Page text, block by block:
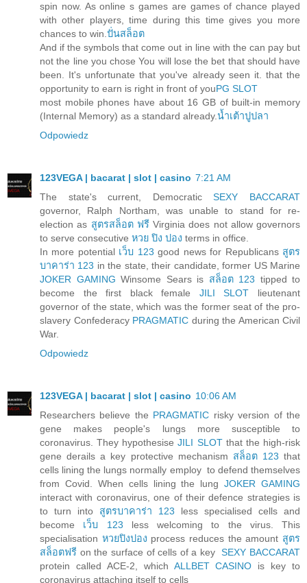
spin now. As online s games are games of chance played
with other players, time during this time gives you more
chances to win.ปั่นสล็อต
And if the symbols that come out in line with the can pay but
not the line you chose You will lose the bet that should have
been. It's unfortunate that you've already seen it. that the
opportunity to earn is right in front of youPG SLOT
most mobile phones have about 16 GB of built-in memory
(Internal Memory) as a standard already.น้ำเต้าปูปลา
Odpowiedz
123VEGA | bacarat | slot | casino 7:21 AM
The state's current, DemocraticSEXY BACCARAT
governor, Ralph Northam, was unable to stand for re-
election as สูตรสล็อต ฟรีVirginia does not allow governors
to serve consecutive หวย ปิง ปอง terms in office.
In more potential เว็บ 123 good news for Republicans สูตร
บาคาร่า 123 in the state, their candidate, former US Marine
JOKER GAMING Winsome Sears is สล็อต 123 tipped to
become the first black female JILI SLOT lieutenant
governor of the state, which was the former seat of the pro-
slavery Confederacy PRAGMATIC during the American Civil
War.
Odpowiedz
123VEGA | bacarat | slot | casino 10:06 AM
Researchers believe the PRAGMATIC risky version of the
gene makes people's lungs more susceptible to
coronavirus. They hypothesiseJILI SLOTthat the high-risk
gene derails a key protective mechanism สล็อต 123 that
cells lining the lungs normally employ to defend themselves
from Covid. When cells lining the lungJOKER GAMING
interact with coronavirus, one of their defence strategies is
to turn into สูตรบาคาร่า 123 less specialised cells and
become เว็บ 123 less welcoming to the virus. This
specialisation หวยปิงปอง process reduces the amount สูตร
สล็อตฟรี on the surface of cells of a keySEXY BACCARAT
protein called ACE-2, which ALLBET CASINO is key to
coronavirus attaching itself to cells